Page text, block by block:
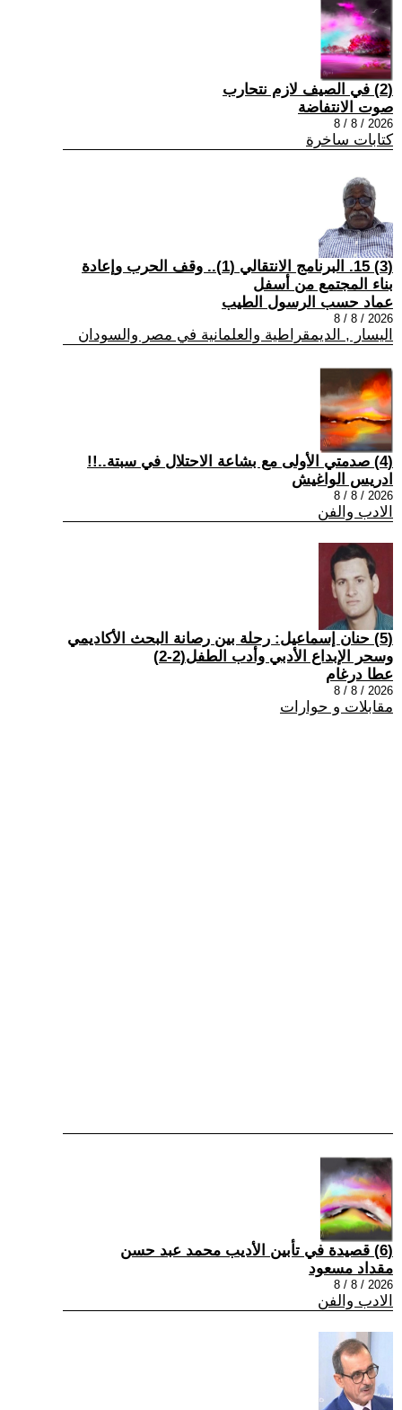
(2) في الصيف لازم نتحارب
صوت الانتفاضة
2026 / 8 / 8
كتابات ساخرة
(3) 15. البرنامج الانتقالي (1).. وقف الحرب وإعادة
بناء المجتمع من أسفل
عماد حسب الرسول الطيب
2026 / 8 / 8
اليسار , الديمقراطية والعلمانية في مصر والسودان
(4) صدمتي الأولى مع بشاعة الاحتلال في سبتة..!!
ادريس الواغيش
2026 / 8 / 8
الادب والفن
(5) حنان إسماعيل: رحلة بين رصانة البحث الأكاديمي
وسحر الإبداع الأدبي وأدب الطفل(2-2)
عطا درغام
2026 / 8 / 8
مقابلات و حوارات
(6) قصيدة في تأبين الأديب محمد عبد حسن
مقداد مسعود
2026 / 8 / 8
الادب والفن